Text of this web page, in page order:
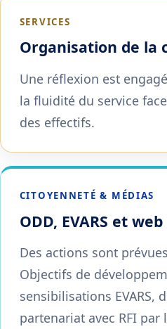
SERVICES
Organisation de la
Une réflexion est
la fluidité du service
des effectifs.
CITOYENNETÉ & MÉDIAS
ODD, EVARS et
Des actions sont
Objectifs de
sensibilisations EVARS,
partenariat avec RFI par